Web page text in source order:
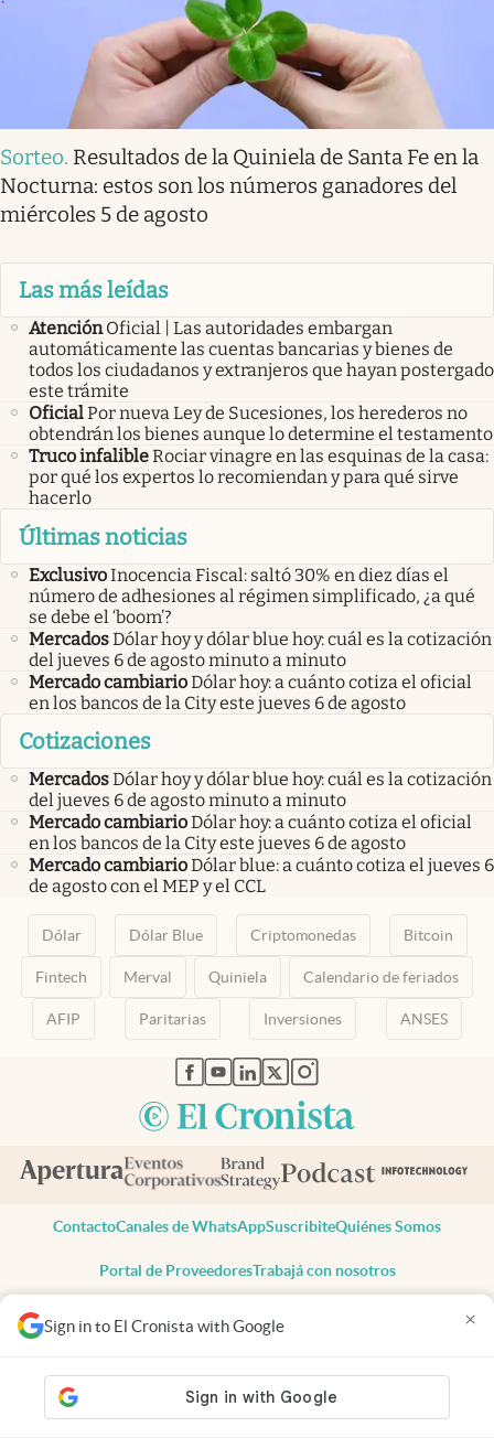
Sign in to El Cronista with Google ×
Sorteo. Resultados de la Quiniela de Santa Fe en la
Nocturna: estos son los números ganadores del
miércoles 5 de agosto
Las más leídas
Atención Oficial | Las autoridades embargan
automáticamente las cuentas bancarias y bienes de
todos los ciudadanos y extranjeros que hayan postergado
este trámite
OficialPor nueva Ley de Sucesiones, los herederos no
obtendrán los bienes aunque lo determine el testamento
Truco infalibleRociar vinagre en las esquinas de la casa:
por qué los expertos lo recomiendan y para qué sirve
hacerlo
Últimas noticias
ExclusivoInocencia Fiscal: saltó 30% en diez días el
número de adhesiones al régimen simplificado, ¿a qué
se debe el ‘boom’?
MercadosDólar hoy y dólar blue hoy: cuál es la cotización
del jueves 6 de agosto minuto a minuto
Mercado cambiarioDólar hoy: a cuánto cotiza el oficial
en los bancos de la City este jueves 6 de agosto
Cotizaciones
MercadosDólar hoy y dólar blue hoy: cuál es la cotización
del jueves 6 de agosto minuto a minuto
Mercado cambiarioDólar hoy: a cuánto cotiza el oficial
en los bancos de la City este jueves 6 de agosto
Mercado cambiarioDólar blue: a cuánto cotiza el jueves 6
de agosto con el MEP y el CCL
Dólar Dólar Blue Criptomonedas Bitcoin
Fintech Merval Quiniela Calendario de feriados
AFIP Paritarias Inversiones ANSES
abre en nueva pestaña
abre en nueva pestaña
abre en nueva pestaña
abre en nueva pestaña
abre en nueva pestaña
ContactoCanales de WhatsAppSuscribiteQuiénes Somos
Portal de ProveedoresTrabajá con nosotros
Todos los derechos reservados
Privacidad
Consentimiento
Tel:+54 11 7078-3270